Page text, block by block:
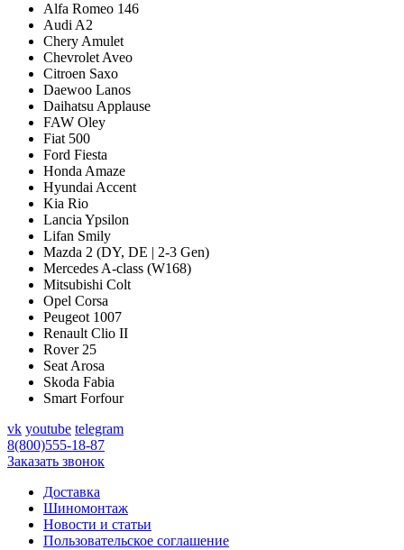
Alfa Romeo 146
Audi A2
Chery Amulet
Chevrolet Aveo
Citroen Saxo
Daewoo Lanos
Daihatsu Applause
FAW Oley
Fiat 500
Ford Fiesta
Honda Amaze
Hyundai Accent
Kia Rio
Lancia Ypsilon
Lifan Smily
Mazda 2 (DY, DE | 2-3 Gen)
Mercedes A-class (W168)
Mitsubishi Colt
Opel Corsa
Peugeot 1007
Renault Clio II
Rover 25
Seat Arosa
Skoda Fabia
Smart Forfour
vk youtube telegram
8(800)555-18-87
Заказать звонок
Доставка
Шиномонтаж
Новости и статьи
Пользовательское соглашение